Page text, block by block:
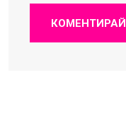
КОМЕНТИРАЙ